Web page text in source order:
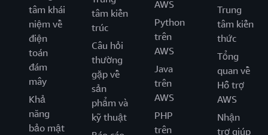
tâm khái
niệm về
điện
toán
đám
mây
Khả
năng
bảo mật
tâm kiến
trúc
Câu hỏi
thường
gặp về
sản
phẩm và
kỹ thuật
AWS
Python
trên
AWS
Java
trên
AWS
PHP
trên
Trung
tâm kiến
thức
Tổng
quan về
Hỗ trợ
AWS
Nhận
trợ giúp